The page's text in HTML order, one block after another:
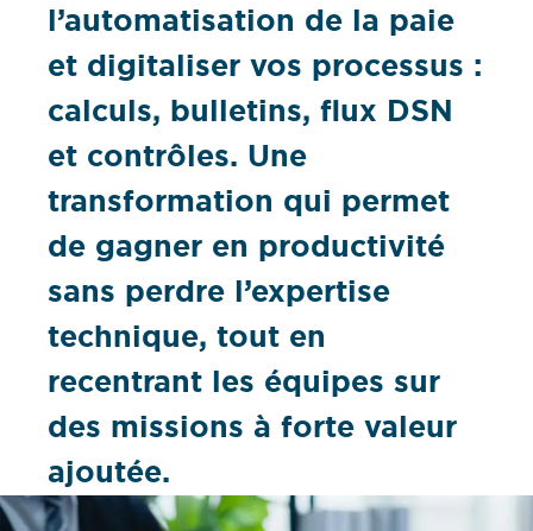
l’automatisation de la paie
et digitaliser vos processus :
calculs, bulletins, flux DSN
et contrôles. Une
transformation qui permet
de gagner en productivité
sans perdre l’expertise
technique, tout en
recentrant les équipes sur
des missions à forte valeur
ajoutée.